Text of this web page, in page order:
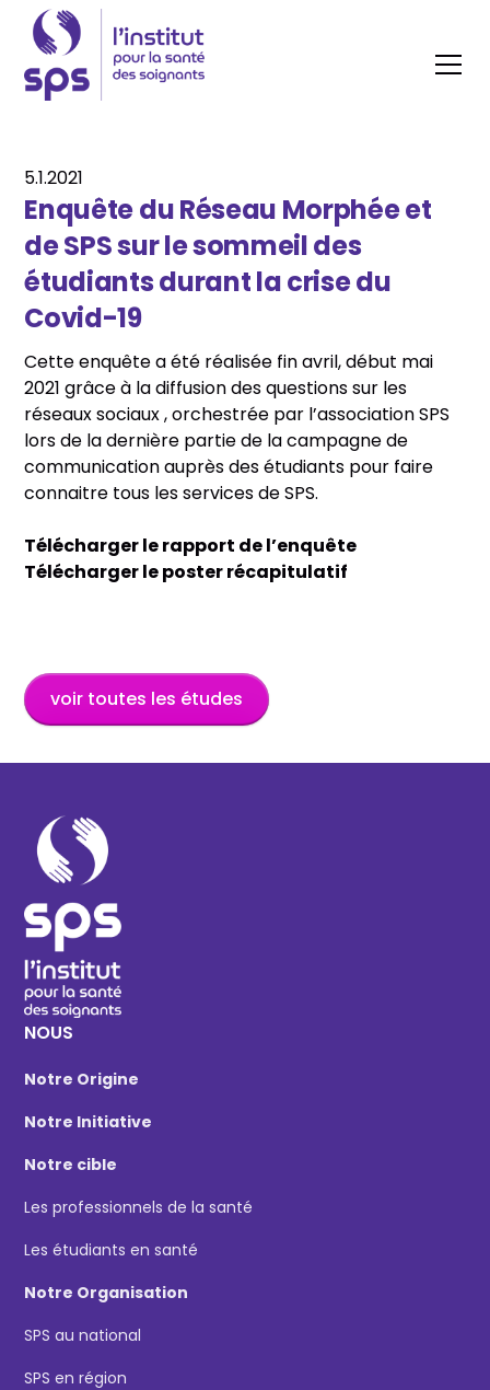
5.1.2021
Enquête du Réseau Morphée et
de SPS sur le sommeil des
étudiants durant la crise du
Covid-19
Cette enquête a été réalisée fin avril, début mai
2021 grâce à la diffusion des questions sur les
réseaux sociaux , orchestrée par l’association SPS
lors de la dernière partie de la campagne de
communication auprès des étudiants pour faire
connaitre tous les services de SPS.
Télécharger le rapport de l’enquête
Télécharger le poster récapitulatif
voir toutes les études
NOUS
Notre Origine
Notre Initiative
Notre cible
Les professionnels de la santé
Les étudiants en santé
Notre Organisation
SPS au national
SPS en région